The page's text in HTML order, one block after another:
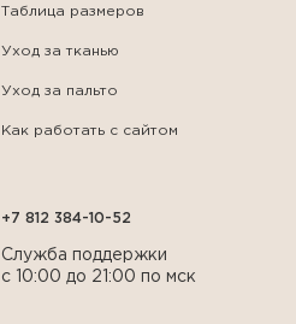
Таблица размеров
Уход за тканью
Уход за пальто
Как работать с сайтом
+7 812 384-10-52
Служба поддержки
с 10:00 до 21:00 по мск